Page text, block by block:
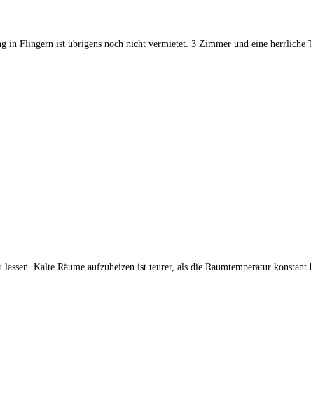
in Flingern ist übrigens noch nicht vermietet. 3 Zimmer und eine
Kalte Räume aufzuheizen ist teurer, als die Raumtemperatur